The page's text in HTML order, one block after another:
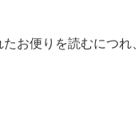
お便りを読むにつれ、